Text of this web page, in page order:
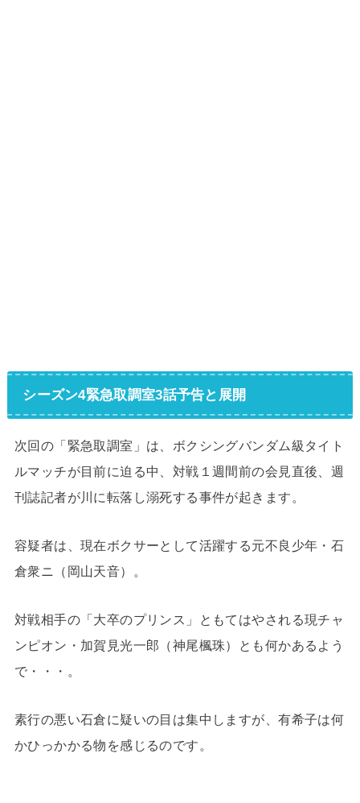
シーズン4緊急取調室3話予告と展開
次回の「緊急取調室」は、ボクシングバンダム級タイト
ルマッチが目前に迫る中、対戦１週間前の会見直後、週
刊誌記者が川に転落し溺死する事件が起きます。
容疑者は、現在ボクサーとして活躍する元不良少年・石
倉衆ニ（岡山天音）。
対戦相手の「大卒のプリンス」ともてはやされる現チャ
ンピオン・加賀見光一郎（神尾楓珠）とも何かあるよう
で・・・。
素行の悪い石倉に疑いの目は集中しますが、有希子は何
かひっかかる物を感じるのです。